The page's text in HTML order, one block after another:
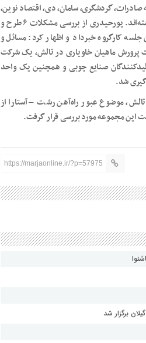
گردشگری، سامان، دی، اقتصاد نوین،
کارآفرین و شهر هم مشارکتی در پرداخت این تسهیلات در این بخش نداشته‌اند. پورحیدری از بررسی مشکلات ۶ طرح و
کارگروه خبرداد و اظهار کرد: مسائل و
ماهیان خاویاری در تالش، یک شرکت
صنایع چوبی و همچنین یک واحد
شد.
موضوع عبور راه‌آهن رشت – آستارا از
این مجموعه مورد بررسی قرار گرفت.
https://marjaonline.ir/?p=57975
برگزار شد